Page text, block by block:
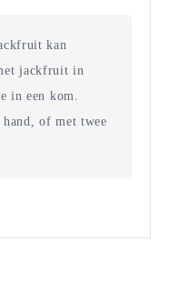
kan
jackfruit in
in een kom.
of met twee